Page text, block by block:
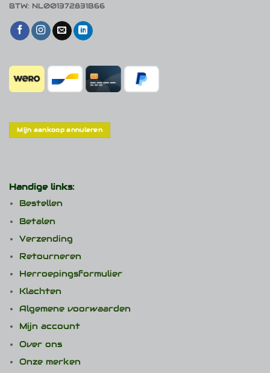
BTW: NL001372831B66
Mijn aankoop annuleren
Handige links:
Bestellen
Betalen
Verzending
Retourneren
Herroepingsformulier
Klachten
Algemene voorwaarden
Mijn account
Over ons
Onze merken